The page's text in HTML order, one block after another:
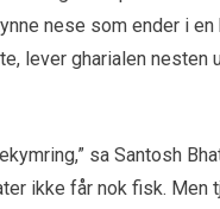
nese som ender i en
lever gharialen nesten
sa Santosh
ikke får nok fisk. Men